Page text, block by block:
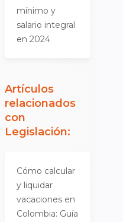
mínimo y
salario integral
en 2024
Artículos
relacionados
con
Legislación:
Cómo calcular
y liquidar
vacaciones en
Colombia: Guía